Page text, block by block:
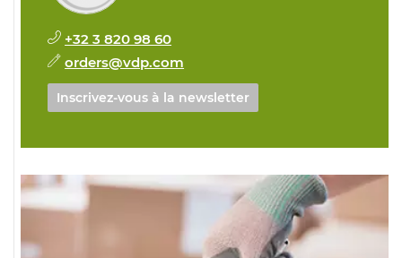
+32 3 820 98 60
orders@vdp.com
Inscrivez-vous à la newsletter